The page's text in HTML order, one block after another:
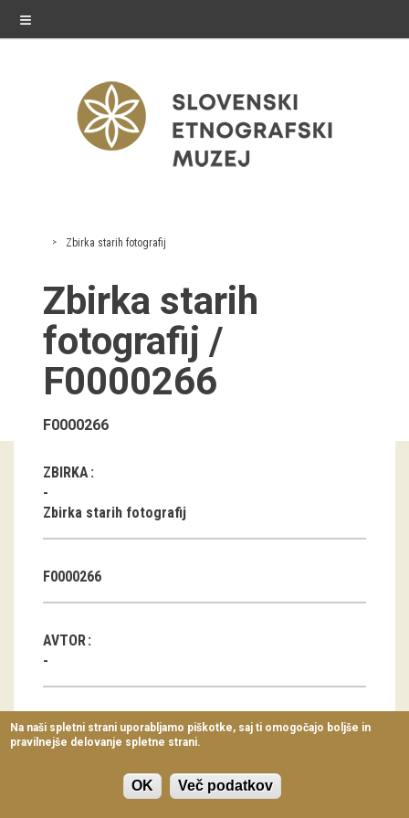
≡
razstave
Stalne razstave
Občasne razstave
Gostovanja
E-razstave
Virtualni sprehodi
Razstavni projekti
Napovednik
Arhiv razstav
Koledar dogodkov
Predavanja
Delavnice
Vodeni ogledi
Zbirka starih fotografij
Zbirka starih
fotografij /
F0000266
F0000266
ZBIRKA
Zbirka starih fotografij
F0000266
AVTOR
KLASIFIKACIJA
Na naši spletni strani uporabljamo piškotke, saj ti omogočajo boljše in
pravilnejše delovanje spletne strani.
OK Več podatkov